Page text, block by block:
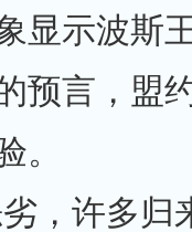
显示波斯
预言，盟
。
，许多归